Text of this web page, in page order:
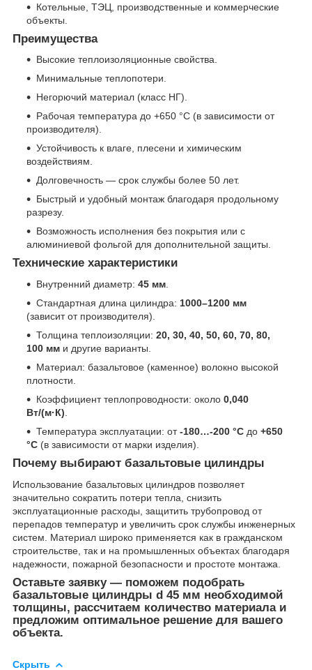
Котельные, ТЭЦ, производственные и коммерческие
объекты.
Преимущества
Высокие теплоизоляционные свойства.
Минимальные теплопотери.
Негорючий материал (класс НГ).
Рабочая температура до +650 °C (в зависимости от
производителя).
Устойчивость к влаге, плесени и химическим
воздействиям.
Долговечность — срок службы более 50 лет.
Быстрый и удобный монтаж благодаря продольному
разрезу.
Возможность исполнения без покрытия или с
алюминиевой фольгой для дополнительной защиты.
Технические характеристики
Внутренний диаметр: 45 мм
Стандартная длина цилиндра: 1000–1200 мм
(зависит от производителя).
Толщина теплоизоляции: 20, 30, 40, 50, 60, 70, 80,
100 мм и другие варианты.
Материал: базальтовое (каменное) волокно высокой
плотности.
Коэффициент теплопроводности: около 0,040
Вт/(м·К)
Температура эксплуатации: от-180…-200 °C до +650
°C (в зависимости от марки изделия).
Почему выбирают базальтовые цилиндры
Использование базальтовых цилиндров позволяет
значительно сократить потери тепла, снизить
эксплуатационные расходы, защитить трубопровод от
перепадов температур и увеличить срок службы инженерных
систем. Материал широко применяется как в гражданском
строительстве, так и на промышленных объектах благодаря
надежности, пожарной безопасности и простоте монтажа.
Оставьте заявку — поможем подобрать
базальтовые цилиндры d 45 мм необходимой
толщины, рассчитаем количество материала и
предложим оптимальное решение для вашего
объекта.
Скрыть